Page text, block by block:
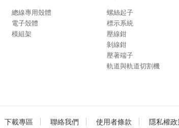
總線專用殼體
電子殼體
模組架
螺絲起子
標示系統
壓線鉗
剝線鉗
壓著端子
軌道與軌道切割機
下載專區 聯絡我們 使用者條款 隱私權